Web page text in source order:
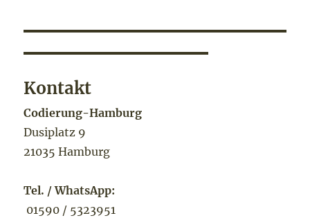
Kontakt
Codierung-Hamburg
Dusiplatz 9
21035 Hamburg
Tel. / WhatsApp:
01590 / 5323951